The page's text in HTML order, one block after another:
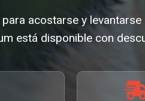
acostarse y
está disponible con